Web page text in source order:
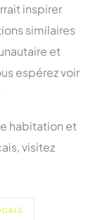
inspirer
similaires
et
espérez voir
habitation et
visitez